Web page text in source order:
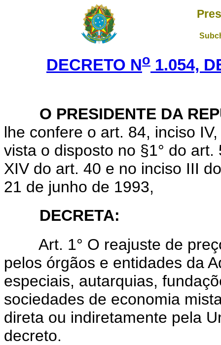
DECRETO No 1.054,
O PRESIDENTE DA
lhe confere o art. 84, inciso
vista o disposto no §1° do art.
XIV do art. 40 e no inciso III
21 de junho de 1993,
DECRETA:
Art. 1° O reajuste de
pelos órgãos e entidades da
especiais, autarquias,
sociedades de economia
direta ou indiretamente pela
decreto.